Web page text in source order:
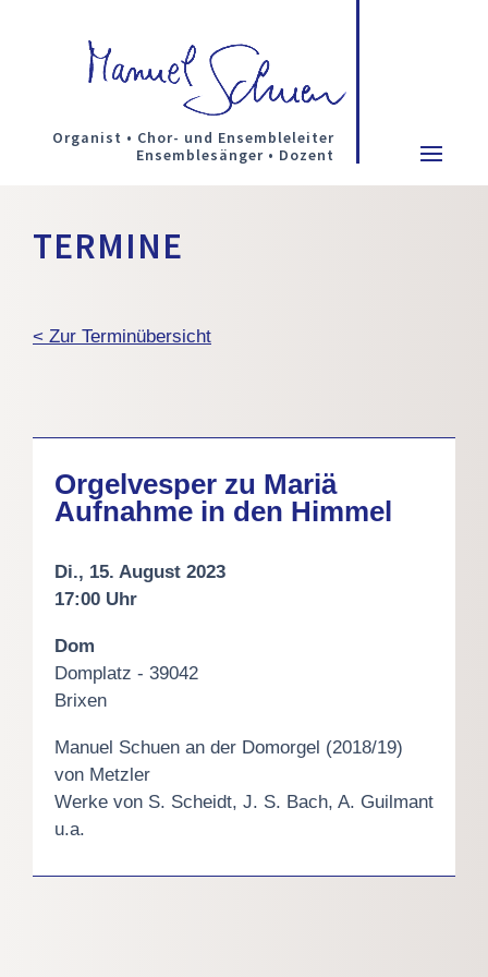
Organist • Chor- und Ensembleleiter
Ensemblesänger • Dozent
TERMINE
< Zur Terminübersicht
Orgelvesper zu Mariä
Aufnahme in den Himmel
Di., 15. August 2023
17:00 Uhr
Dom
Domplatz - 39042
Brixen
Manuel Schuen an der Domorgel (2018/19)
von Metzler
Werke von S. Scheidt, J. S. Bach, A. Guilmant
u.a.